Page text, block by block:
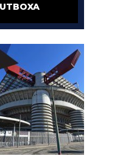
of their plans. The
of surplus
dwa
w wywiadach, ze
z nowym
grany Chalobach
jest Romero